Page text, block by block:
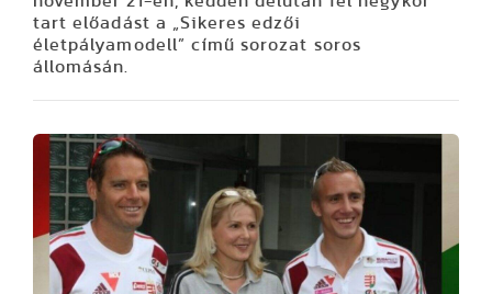
tart előadást a „Sikeres edzői
életpályamodell” című sorozat soros
állomásán.